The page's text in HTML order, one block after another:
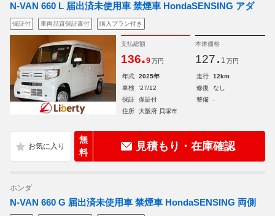
N-VAN 660 L 届出済未使用車 禁煙車 HondaSENSING アダ
保証付 車両品質保証書付 購入プラン付き
支払総額
136.9 万円
本体価格
127. 1 万円
年式 2025年 走行
12km
車検
'27/12 修復
なし
保証
保証付 整備
-
住所
大阪府 貝塚市
無
料
見積もり・在庫確認
ホンダ
N-VAN 660 G 届出済未使用車 禁煙車 HondaSENSING 両側